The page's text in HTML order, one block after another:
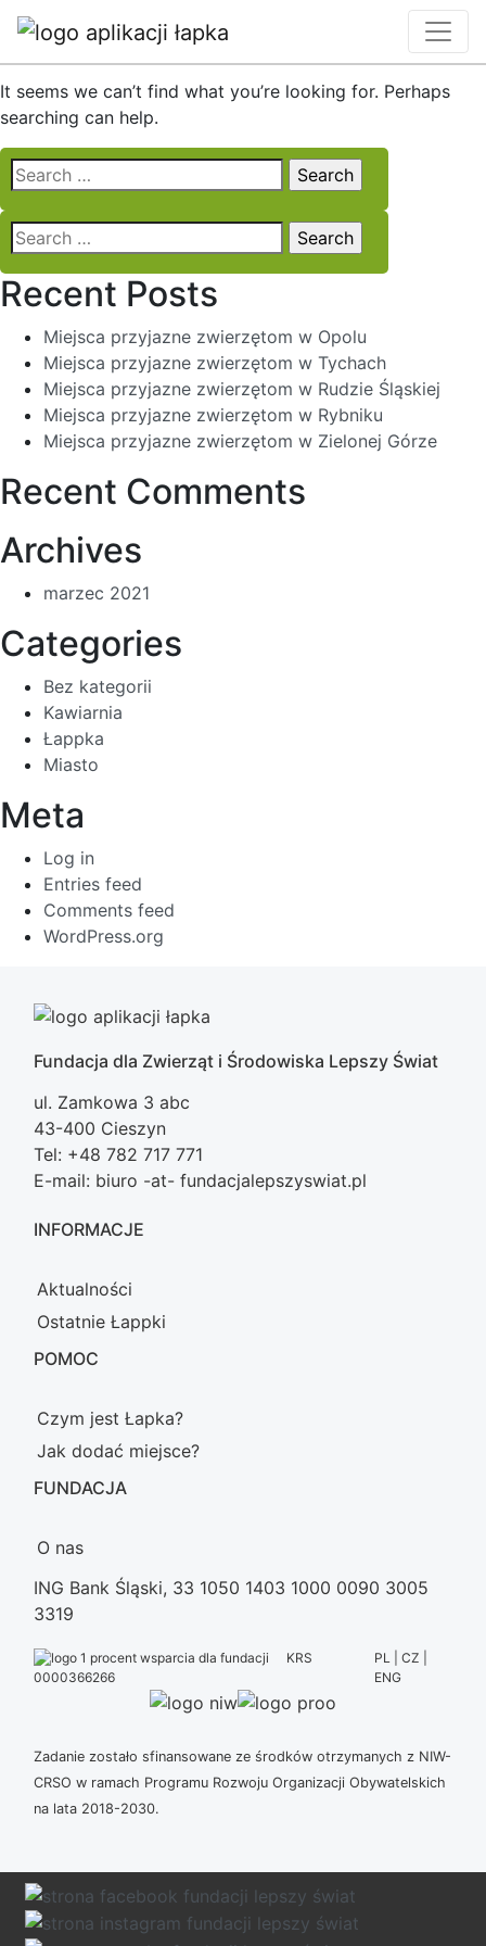
Nothing Found
It seems we can’t find what you’re looking for. Perhaps
searching can help.
Search
for:
Search
for:
Recent Posts
Miejsca przyjazne zwierzętom w Opolu
Miejsca przyjazne zwierzętom w Tychach
Miejsca przyjazne zwierzętom w Rudzie Śląskiej
Miejsca przyjazne zwierzętom w Rybniku
Miejsca przyjazne zwierzętom w Zielonej Górze
Recent Comments
Archives
marzec 2021
Categories
Bez kategorii
Kawiarnia
Łappka
Miasto
Meta
Log in
Entries feed
Comments feed
WordPress.org
Fundacja dla Zwierząt i Środowiska Lepszy Świat
ul. Zamkowa 3 abc
43-400 Cieszyn
Tel: +48 782 717 771
E-mail: biuro -at- fundacjalepszyswiat.pl
INFORMACJE
Aktualności
Ostatnie Łappki
POMOC
Czym jest Łapka?
Jak dodać miejsce?
FUNDACJA
O nas
ING Bank Śląski, 33 1050 1403 1000 0090 3005
3319
KRS
0000366266
PL | CZ |
ENG
Zadanie zostało sfinansowane ze środków otrzymanych z NIW-
CRSO w ramach Programu Rozwoju Organizacji Obywatelskich
na lata 2018-2030.